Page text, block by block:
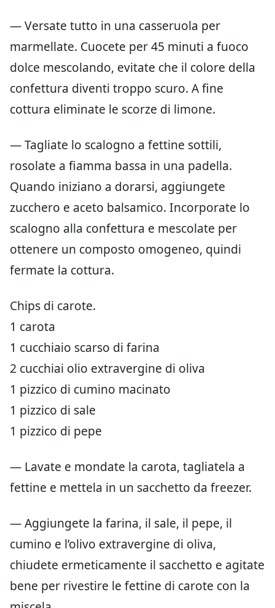
— Versate tutto in una casseruola per
marmellate. Cuocete per 45 minuti a fuoco
dolce mescolando, evitate che il colore della
confettura diventi troppo scuro. A fine
cottura eliminate le scorze di limone.
— Tagliate lo scalogno a fettine sottili,
rosolate a fiamma bassa in una padella.
Quando iniziano a dorarsi, aggiungete
zucchero e aceto balsamico. Incorporate lo
scalogno alla confettura e mescolate per
ottenere un composto omogeneo, quindi
fermate la cottura.
Chips di carote.
1 carota
1 cucchiaio scarso di farina
2 cucchiai olio extravergine di oliva
1 pizzico di cumino macinato
1 pizzico di sale
1 pizzico di pepe
— Lavate e mondate la carota, tagliatela a
fettine e mettela in un sacchetto da freezer.
— Aggiungete la farina, il sale, il pepe, il
cumino e l’olivo extravergine di oliva,
chiudete ermeticamente il sacchetto e agitate
bene per rivestire le fettine di carote con la